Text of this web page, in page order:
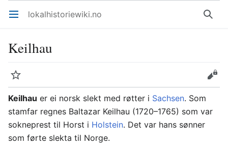
Åpne hovedmenyen lokalhistoriewiki.no Søk
Keilhau
Overvåk
Rediger
Keilhau er ei norsk slekt med røtter i Sachsen. Som
stamfar regnes Baltazar Keilhau (1720–1765) som var
sokneprest til Horst i Holstein. Det var hans sønner
som førte slekta til Norge.